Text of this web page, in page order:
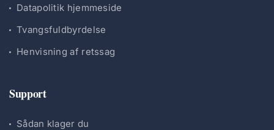
Datapolitik hjemmeside
Tvangsfuldbyrdelse
Henvisning af retssag
Support
Sådan klager du